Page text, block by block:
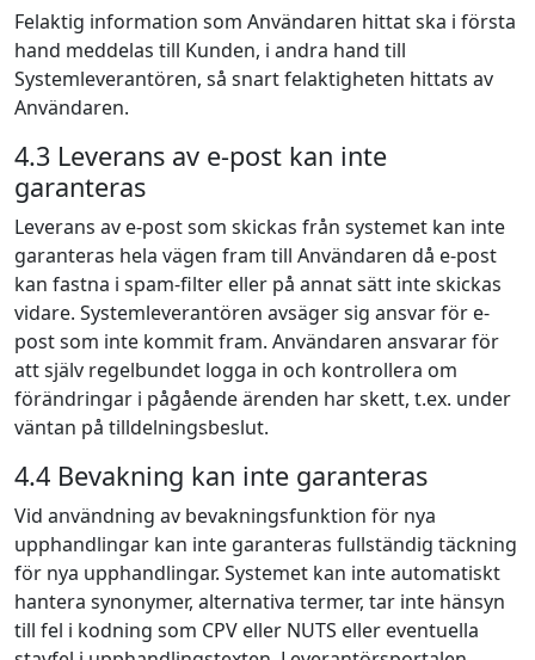
Felaktig information som Användaren hittat ska i första
hand meddelas till Kunden, i andra hand till
Systemleverantören, så snart felaktigheten hittats av
Användaren.
4.3 Leverans av e-post kan inte
garanteras
Leverans av e-post som skickas från systemet kan inte
garanteras hela vägen fram till Användaren då e-post
kan fastna i spam-filter eller på annat sätt inte skickas
vidare. Systemleverantören avsäger sig ansvar för e-
post som inte kommit fram. Användaren ansvarar för
att själv regelbundet logga in och kontrollera om
förändringar i pågående ärenden har skett, t.ex. under
väntan på tilldelningsbeslut.
4.4 Bevakning kan inte garanteras
Vid användning av bevakningsfunktion för nya
upphandlingar kan inte garanteras fullständig täckning
för nya upphandlingar. Systemet kan inte automatiskt
hantera synonymer, alternativa termer, tar inte hänsyn
till fel i kodning som CPV eller NUTS eller eventuella